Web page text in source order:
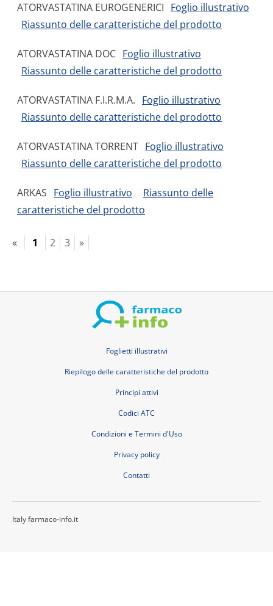
ATORVASTATINA EUROGENERICI Foglio illustrativo
Riassunto delle caratteristiche del prodotto
ATORVASTATINA DOC Foglio illustrativo
Riassunto delle caratteristiche del prodotto
ATORVASTATINA F.I.R.M.A. Foglio illustrativo
Riassunto delle caratteristiche del prodotto
ATORVASTATINA TORRENT Foglio illustrativo
Riassunto delle caratteristiche del prodotto
ARKAS Foglio illustrativo
Riassunto delle
caratteristiche del prodotto
« 1 2 3 »
Foglietti illustrativi
Riepilogo delle caratteristiche del prodotto
Principi attivi
Codici ATC
Condizioni e Termini d'Uso
Privacy policy
Contatti
Italy farmaco-info.it